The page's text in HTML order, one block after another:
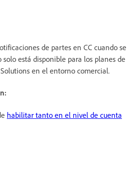
de partes en CC cuando se
está disponible para los planes de
en el entorno comercial.
habilitar tanto en el nivel de cuenta